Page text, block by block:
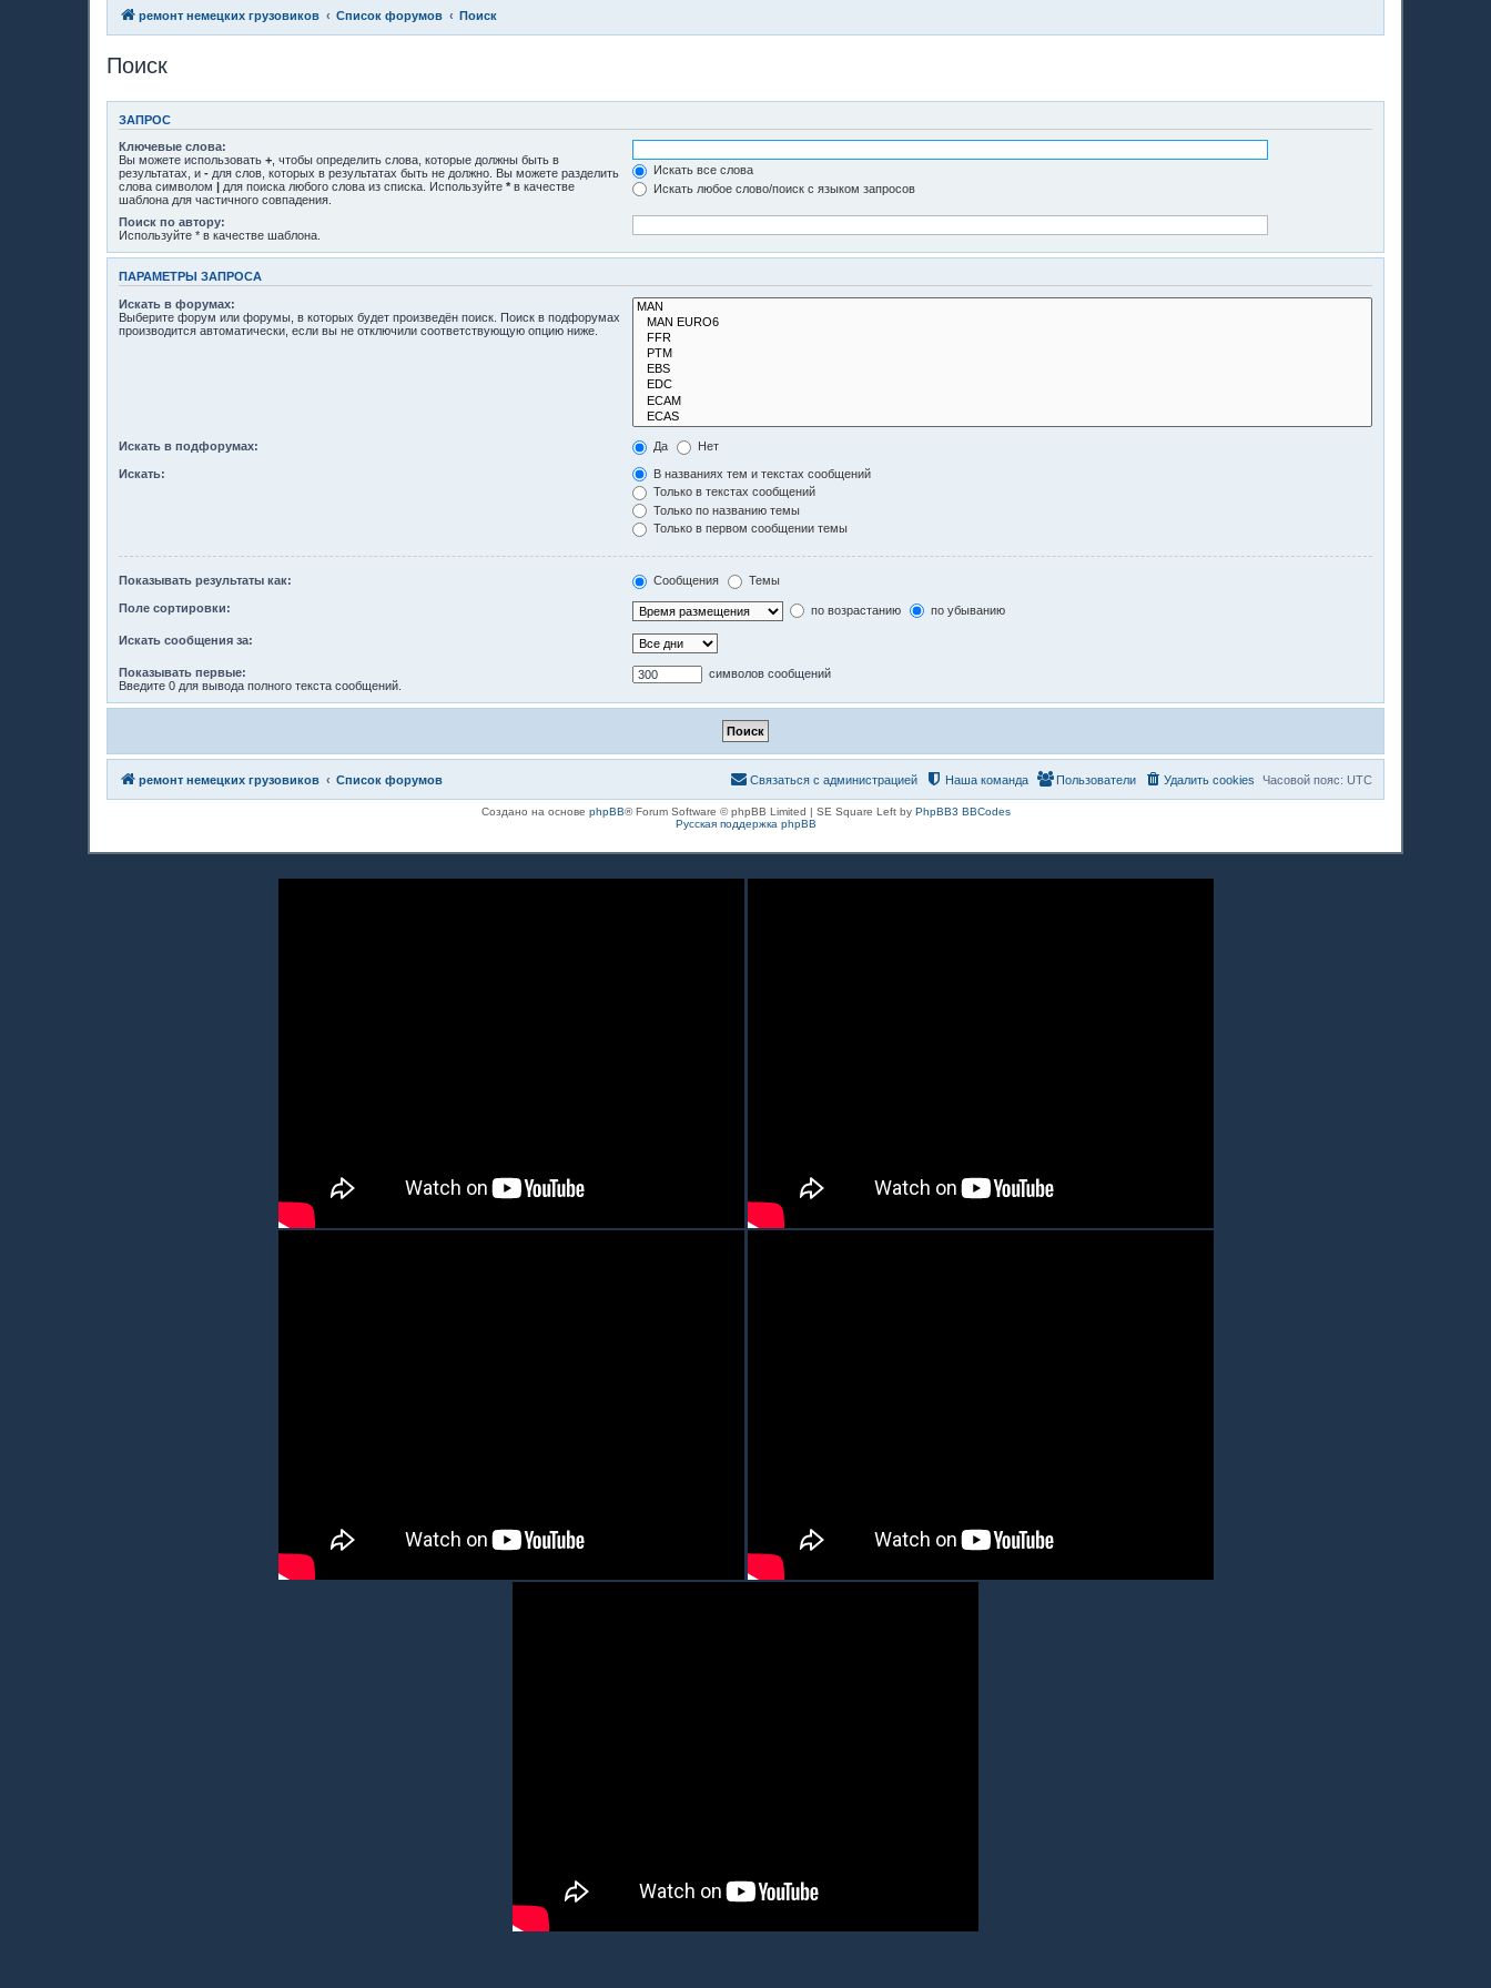
ремонт немецких грузовиков Список форумов Поиск
Поиск
ЗАПРОС
Ключевые слова:
Вы можете использовать + , чтобы определить слова, которые должны быть в
результатах, и - для слов, которых в результатах быть не должно. Вы можете разделить
слова символом | для поиска любого слова из списка. Используйте * в качестве
шаблона для частичного совпадения.
Искать все слова
Искать любое слово/поиск с языком запросов
Поиск по автору:
Используйте * в качестве шаблона.
ПАРАМЕТРЫ ЗАПРОСА
Искать в форумах:
Выберите форум или форумы, в которых будет произведён поиск. Поиск в подфорумах
производится автоматически, если вы не отключили соответствующую опцию ниже.
Искать в подфорумах: Да Нет
Искать:
В названиях тем и текстах сообщений
Только в текстах сообщений
Только по названию темы
Только в первом сообщении темы
Показывать результаты как: Сообщения Темы
Поле сортировки: по возрастанию по убыванию
Искать сообщения за:
Показывать первые:
Введите 0 для вывода полного текста сообщений.
символов сообщений
ремонт немецких грузовиков Список форумов Часовой пояс: UTC
Удалить cookies
Пользователи
Наша команда
Связаться с администрацией
Создано на основе phpBB® Forum Software © phpBB Limited | SE Square Left by PhpBB3 BBCodes
Русская поддержка phpBB